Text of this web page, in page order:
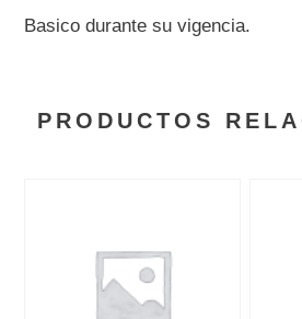
Basico durante su vigencia.
PRODUCTOS